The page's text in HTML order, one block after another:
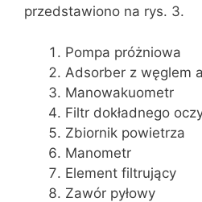
przedstawiono na rys. 3.
Pompa próżniowa
Adsorber z węglem
Manowakuometr
Filtr dokładnego
Zbiornik powietrza
Manometr
Element filtrujący
Zawór pyłowy